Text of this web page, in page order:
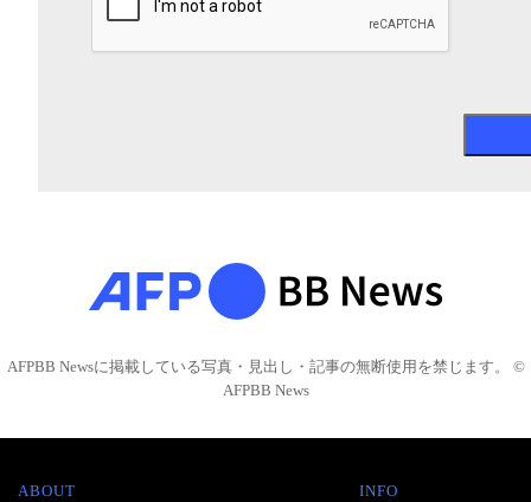
AFPBB Newsに掲載している写真・見出し・記事の無断使用を禁じます。 ©
AFPBB News
ABOUT INFO